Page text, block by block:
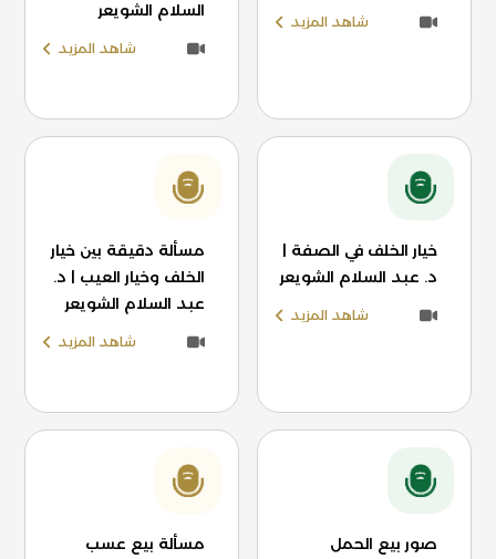
شاهد المزيد
السلام الشويعر
شاهد المزيد
خيار الخلف في الصفة |
د. عبد السلام الشويعر
شاهد المزيد
مسألة دقيقة بين خيار
الخلف وخيار العيب | د.
عبد السلام الشويعر
شاهد المزيد
صور بيع الحمل
مسألة بيع عسب